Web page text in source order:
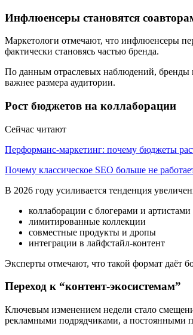
Инфлюенсеры становятся
Маркетологи отмечают, что инфлюенсеры
фактически становясь частью бренда.
По данным отраслевых наблюдений, бренды
важнее размера аудитории.
Рост бюджетов на коллаборации
Сейчас читают
Перформанс-маркетинг: почему бюджеты
Почему классическое SEO больше не
В 2026 году усиливается тенденция
коллаборации с блогерами и артистами
лимитированные коллекции
совместные продукты и дропы
интеграции в лайфстайл-контент
Эксперты отмечают, что такой формат даёт
Переход к “контент-экосистемам”
Ключевым изменением недели стало
рекламными подрядчиками, а постоянными